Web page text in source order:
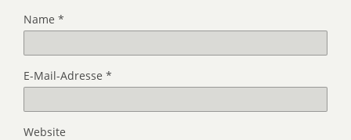
Name *
E-Mail-Adresse *
Website